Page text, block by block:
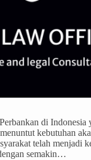
di Indonesia
kebutuhan
telah menjadi
semakin…